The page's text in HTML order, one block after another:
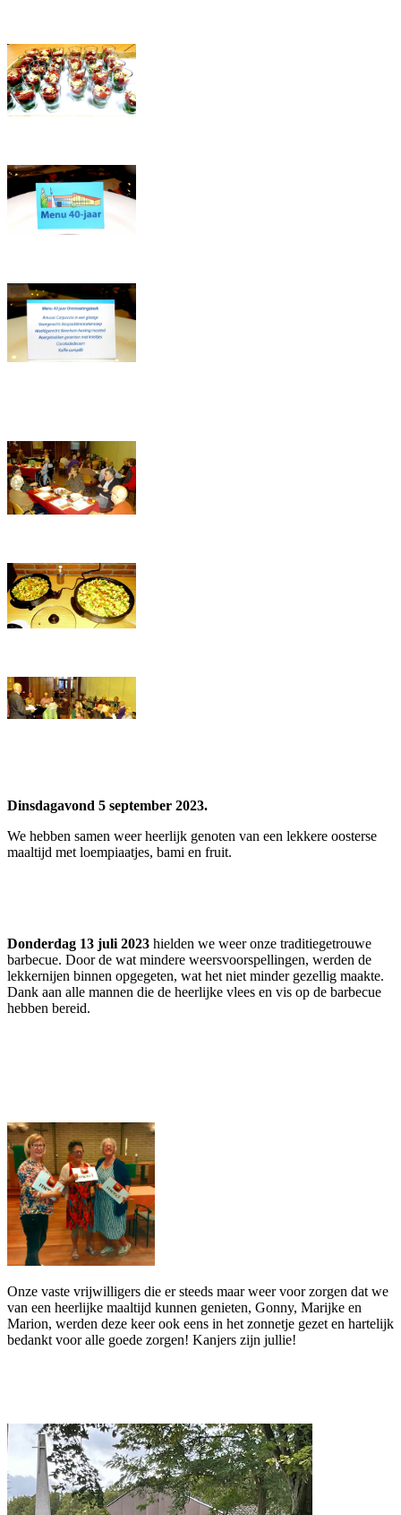
Dinsdagavond 5 september 2023.
We hebben samen weer heerlijk genoten van een lekkere oosterse
maaltijd met loempiaatjes, bami en fruit.
Donderdag 13 juli 2023 hielden we weer onze traditiegetrouwe
barbecue. Door de wat mindere weersvoorspellingen, werden de
lekkernijen binnen opgegeten, wat het niet minder gezellig maakte.
Dank aan alle mannen die de heerlijke vlees en vis op de barbecue
hebben bereid.
Onze vaste vrijwilligers die er steeds maar weer voor zorgen dat we
van een heerlijke maaltijd kunnen genieten, Gonny, Marijke en
Marion, werden deze keer ook eens in het zonnetje gezet en hartelijk
bedankt voor alle goede zorgen! Kanjers zijn jullie!